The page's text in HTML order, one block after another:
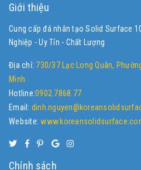
Giới thiệu
Cung cấp đá nhân tạo Solid Surface
Nghiệp - Uy Tín - Chất Lượng
Địa chỉ: 730/37 Lạc Long Quân,
Minh
Hotline:0902.7868.77
Email:
Website:
Chính sách